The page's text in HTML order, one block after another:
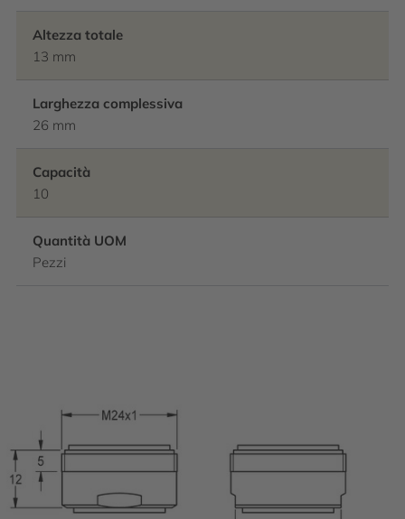
Altezza totale
13 mm
Larghezza complessiva
26 mm
Capacità
10
Quantità UOM
Pezzi